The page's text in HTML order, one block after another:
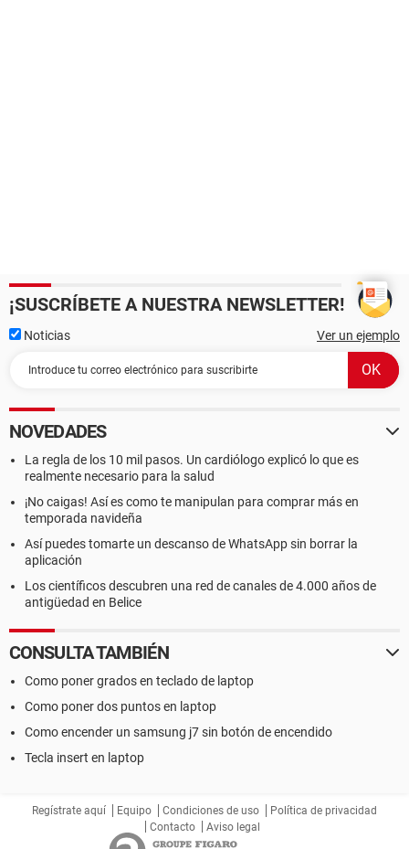
¡SUSCRÍBETE A NUESTRA NEWSLETTER!
Noticias Ver un ejemplo
NOVEDADES
La regla de los 10 mil pasos. Un cardiólogo explicó lo que es
realmente necesario para la salud
¡No caigas! Así es como te manipulan para comprar más en
temporada navideña
Así puedes tomarte un descanso de WhatsApp sin borrar la
aplicación
Los científicos descubren una red de canales de 4.000 años de
antigüedad en Belice
CONSULTA TAMBIÉN
Como poner grados en teclado de laptop
Como poner dos puntos en laptop
Como encender un samsung j7 sin botón de encendido
Tecla insert en laptop
Regístrate aquí Equipo Condiciones de uso
Política de privacidad
Contacto
Aviso legal